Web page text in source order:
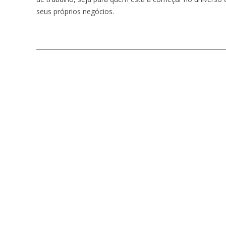
seus próprios negócios.